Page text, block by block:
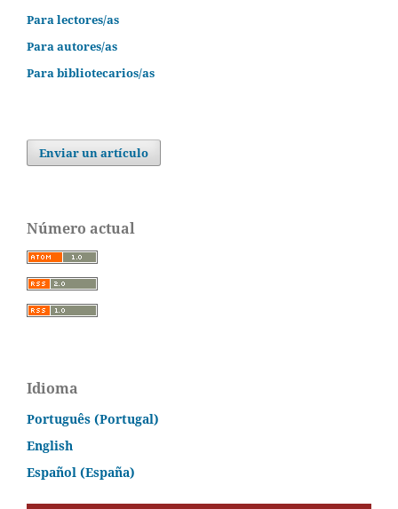
Para lectores/as
Para autores/as
Para bibliotecarios/as
Enviar un artículo
Número actual
Idioma
Português (Portugal)
English
Español (España)